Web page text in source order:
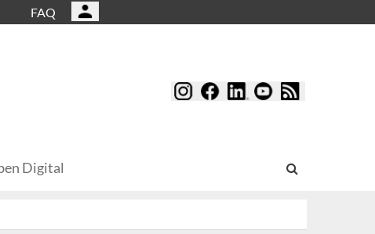
FAQ
Digital